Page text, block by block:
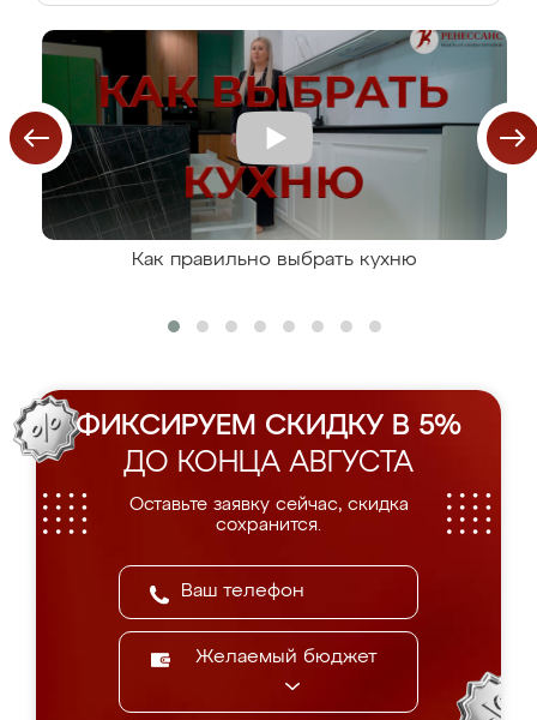
Как правильно выбрать кухню
ФИКСИРУЕМ СКИДКУ В 5%
ДО КОНЦА АВГУСТА
Оставьте заявку сейчас, скидка
сохранится.
Желаемый бюджет